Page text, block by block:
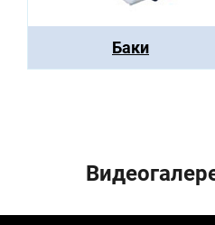
Баки